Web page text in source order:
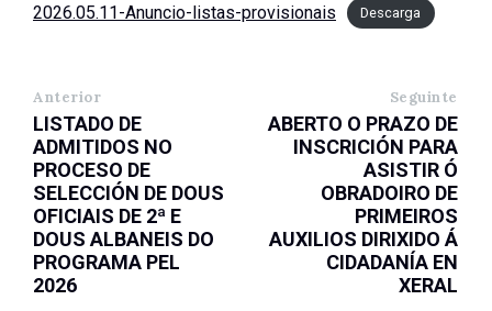
2026.05.11-Anuncio-listas-provisionais Descarga
Anterior
LISTADO DE
ADMITIDOS NO
PROCESO DE
SELECCIÓN DE DOUS
OFICIAIS DE 2ª E
DOUS ALBANEIS DO
PROGRAMA PEL
2026
Seguinte
ABERTO O PRAZO DE
INSCRICIÓN PARA
ASISTIR Ó
OBRADOIRO DE
PRIMEIROS
AUXILIOS DIRIXIDO Á
CIDADANÍA EN
XERAL